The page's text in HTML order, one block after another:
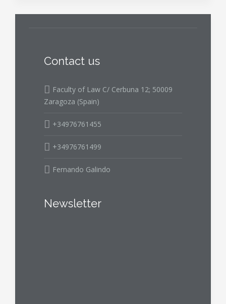
Contact us
Faculty of Law C/ Cerbuna 12; 50009
Zaragoza (Spain)
+34976761455
+34976761499
Fernando Galindo
Newsletter